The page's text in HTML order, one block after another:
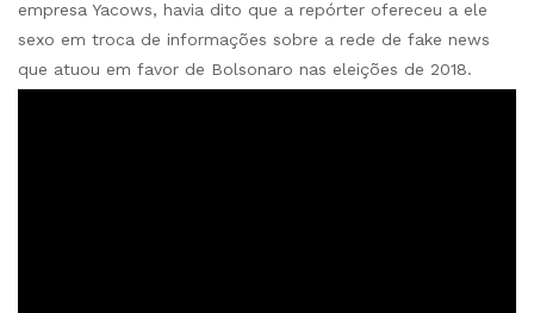
empresa Yacows, havia dito que a repórter ofereceu a ele
sexo em troca de informações sobre a rede de fake news
que atuou em favor de Bolsonaro nas eleições de 2018.